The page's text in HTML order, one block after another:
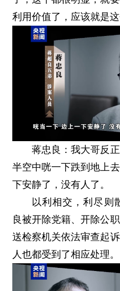
利用价值了，应该就是这
蒋忠良：我大哥反
半空中咣一下跌到地上
下安静了，没有人了。
以利相交，利尽则
良被开除党籍、开除公
送检察机关依法审查起
人也都受到了相应处理。